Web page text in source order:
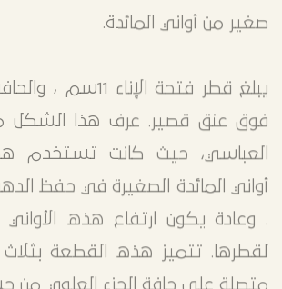
صغير من أواني المائدة.
يبلغ قطر فتحة الإناء
فوق عنق قصير. عرف هذا الشكل
العباسي، حيث كانت تستخدم
أواني المائدة الصغيرة في حفظ
. وعادة يكون ارتفاع هذه
لقطرها. تتميز هذه القطعة